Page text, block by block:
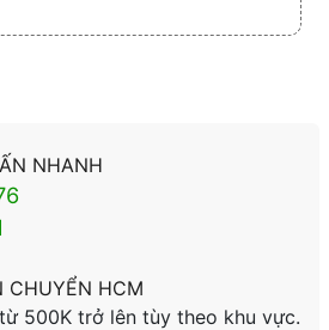
NHANH
CHUYỂN HCM
500K trở lên tùy theo khu vực.